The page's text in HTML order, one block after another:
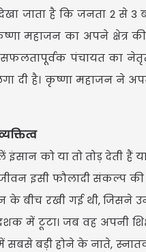
जाता है कि जनता 2 से
महाजन का अपने क्षेत्र
सफलतापूर्वक पंचायत का
दी है। कृष्णा महाजन ने
को या तो तोड़ देती हैं
इसी फौलादी संकल्प
रखी गई थी, जिसने
में टूटा। जब वह अपनी
सबसे बड़ी होने के नाते,